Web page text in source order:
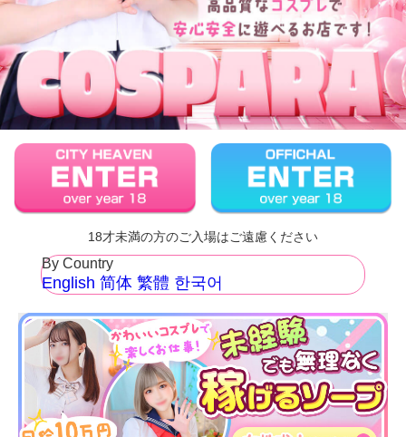
18才未満の方のご入場はご遠慮ください
By Country
English 简体 繁體 한국어